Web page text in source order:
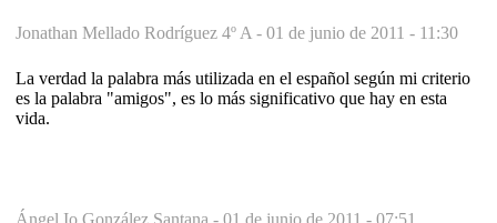
Jonathan Mellado Rodríguez 4º A - 01 de junio de 2011 - 11:30
La verdad la palabra más utilizada en el español según mi criterio
es la palabra "amigos", es lo más significativo que hay en esta
vida.
Ángel Io González Santana - 01 de junio de 2011 - 07:51